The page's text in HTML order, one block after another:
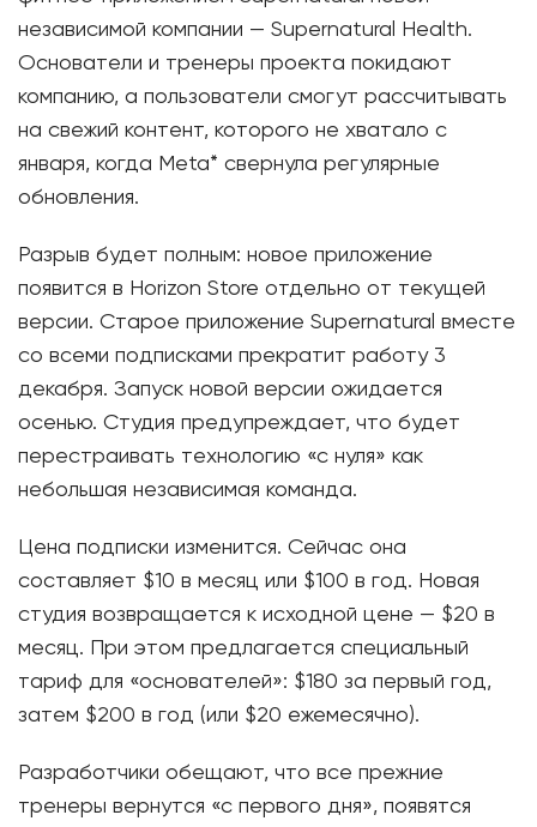
независимой компании — Supernatural Health.
Основатели и тренеры проекта покидают
компанию, а пользователи смогут рассчитывать
на свежий контент, которого не хватало с
января, когда Meta* свернула регулярные
обновления.
Разрыв будет полным: новое приложение
появится в Horizon Store отдельно от текущей
версии. Старое приложение Supernatural вместе
со всеми подписками прекратит работу 3
декабря. Запуск новой версии ожидается
осенью. Студия предупреждает, что будет
перестраивать технологию «с нуля» как
небольшая независимая команда.
Цена подписки изменится. Сейчас она
составляет $10 в месяц или $100 в год. Новая
студия возвращается к исходной цене — $20 в
месяц. При этом предлагается специальный
тариф для «основателей»: $180 за первый год,
затем $200 в год (или $20 ежемесячно).
Разработчики обещают, что все прежние
тренеры вернутся «с первого дня», появятся